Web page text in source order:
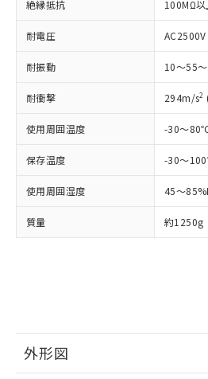
絶縁抵抗 100MΩ
耐電圧
耐振動 10～55
耐衝撃 294m/s2
使用周囲温度 -30～
保存温度 -30～
使用周囲湿度 45～
質量 約1250g
外形図
正式な納期状況およ
様のお取引先、また
ムロン制御機器販売
ご相談ください。
オムロン制御機器販
販売ネットワ
在庫状況および標準
事前の承諾なく第三
示しないようお願いし
マイパーツ機能（部
ビス）をご利用いた
メンバーズにご登録
あります。
をご了承ください。
の共同利用に関して"
(PBDE) 1000ppm以下、フタル酸
（DBP） 1000ppm以下、フタル
但し、RoHS指令で産業用監視お
図的な使用がないことを確認して
※2 対応予定月
部品在庫の切り替え状況
月が前後することがありま
EU RoHS指令（10物質）の
51物質の非含有証明書（当
ニル類) : 1000ppm、 PBDEs(ポリ
DBP(フタル酸ジブチル) : 1000ppm
イソブチル) : 1000ppm、 BBP(フ
DEHP(フタル酸ビス(2-エチルヘキ
※2 環境保護使用期限
「ｅ」：有害物質（10物
準値以下であることを示し
「10」：通常の使用状況
質が外部に漏えいし、環境
「－」：未確認です。当社
当社は規制貨物を破
全に破砕するなど、
いよう必要な手段を
当社は貴社製品を、
ル、化学兵器、生物
武器並びにこれらの
使用いたしません。
当社は、貴社製品を
場合は、上記1、2お
該第三者に通知しま
法に輸出するおそれ
り引きをいたしません
一定数以上の在
一定数には満た
在庫なし(最新
いては、お客様
たはお客様担当
機器販売店・当
空
受注生産機種、
情報を公開して